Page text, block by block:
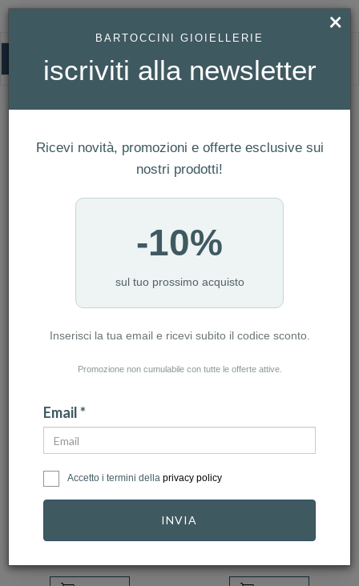
DONNA
NUMERO ARTICOLI:705
-10%
MIDO
Orologio Mido
Multifort TV 28
MIDO
Multifort TV 28
×
BARTOCCINI GIOIELLERIE
iscriviti alla newsletter
Ricevi novità, promozioni e offerte esclusive sui
nostri prodotti!
-10%
sul tuo prossimo acquisto
Inserisci la tua email e ricevi subito il codice sconto.
Promozione non cumulabile con tutte le offerte attive.
Email *
Accetto i termini della privacy policy
INVIA